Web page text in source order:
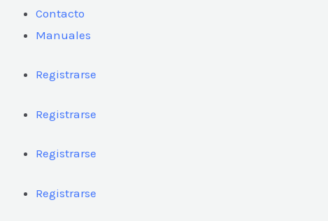
Contacto
Manuales
Registrarse
Registrarse
Registrarse
Registrarse